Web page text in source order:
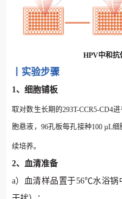
HPV中和抗
丨实验步骤
1、细胞铺板
取对数生长期的293T-CCR5-CD4进
胞悬液，96孔板每孔接种100 µL细
续培养。
2、血清准备
a）血清样品置于56℃水浴锅